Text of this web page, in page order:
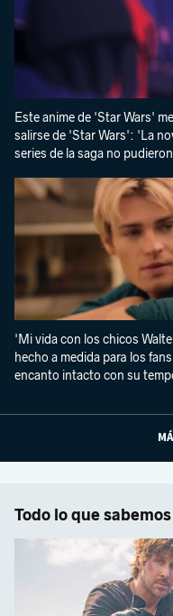
Este anime de 'Star Wars'
salirse de 'Star Wars': 'La
series de la saga no pudieron
'Mi vida con los chicos
hecho a medida para los
encanto intacto con su
Todo lo que sabemos